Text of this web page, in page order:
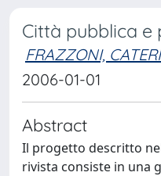
Città pubblica e
FRAZZONI,
2006-01-01
Abstract
Il progetto descritto
rivista consiste in una